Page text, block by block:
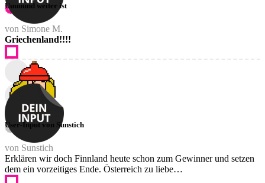
Uuuuund weiter ist
von Simone M.
Griechenland!!!!
User-Input von Sunstich
von Sunstich
Erklären wir doch Finnland heute schon zum Gewinner und setzen
dem ein vorzeitiges Ende. Österreich zu liebe…